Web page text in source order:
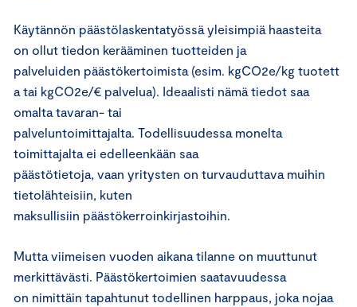
Käytännön päästölaskentatyössä yleisimpiä haasteita
on ollut tiedon kerääminen tuotteiden ja
palveluiden päästökertoimista (esim. kgCO2e/kg tuotett
a tai kgCO2e/€ palvelua). Ideaalisti nämä tiedot saa
omalta tavaran- tai
palveluntoimittajalta. Todellisuudessa monelta
toimittajalta ei edelleenkään saa
päästötietoja, vaan yritysten on turvauduttava muihin
tietolähteisiin, kuten
maksullisiin päästökerroinkirjastoihin.
Mutta viimeisen vuoden aikana tilanne on muuttunut
merkittävästi. Päästökertoimien saatavuudessa
on nimittäin tapahtunut todellinen harppaus, joka nojaa